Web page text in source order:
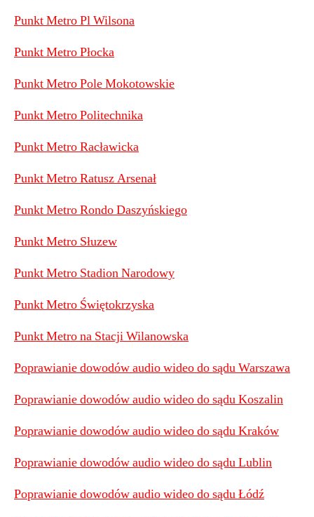
Punkt Metro Pl Wilsona
Punkt Metro Płocka
Punkt Metro Pole Mokotowskie
Punkt Metro Politechnika
Punkt Metro Racławicka
Punkt Metro Ratusz Arsenał
Punkt Metro Rondo Daszyńskiego
Punkt Metro Słuzew
Punkt Metro Stadion Narodowy
Punkt Metro Świętokrzyska
Punkt Metro na Stacji Wilanowska
Poprawianie dowodów audio wideo do sądu Warszawa
Poprawianie dowodów audio wideo do sądu Koszalin
Poprawianie dowodów audio wideo do sądu Kraków
Poprawianie dowodów audio wideo do sądu Lublin
Poprawianie dowodów audio wideo do sądu Łódź